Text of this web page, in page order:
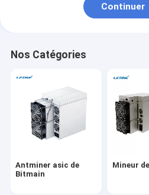
Mineur de Jas
mineur d'iBeLink
Mineur Graphic Card
Exploitation de disque dur
Continuer
Nos Catégories
Antminer asic de
Bitmain
Mineur